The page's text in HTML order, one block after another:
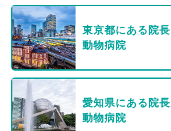
東京都にある院
動物病院
愛知県にある院
動物病院